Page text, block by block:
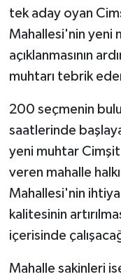
tek aday oyan
Mahallesi'nin yeni
açıklanmasının
muhtarı tebrik
200 seçmenin
saatlerinde
yeni muhtar
veren mahalle
Mahallesi'nin
kalitesinin
içerisinde
Mahalle sakinleri